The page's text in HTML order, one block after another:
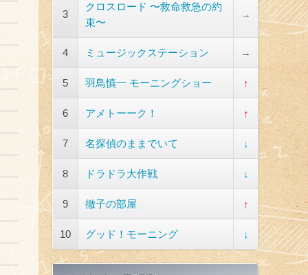
3
クロスロード 〜救命救急の約
束〜
→
4 ミュージックステーション →
5 羽鳥慎一 モーニングショー ↑
6 アメトーーク！ ↑
7 名探偵のままでいて ↓
8 ドラドラ大作戦 ↓
9 徹子の部屋 ↑
10 グッド！モーニング ↓